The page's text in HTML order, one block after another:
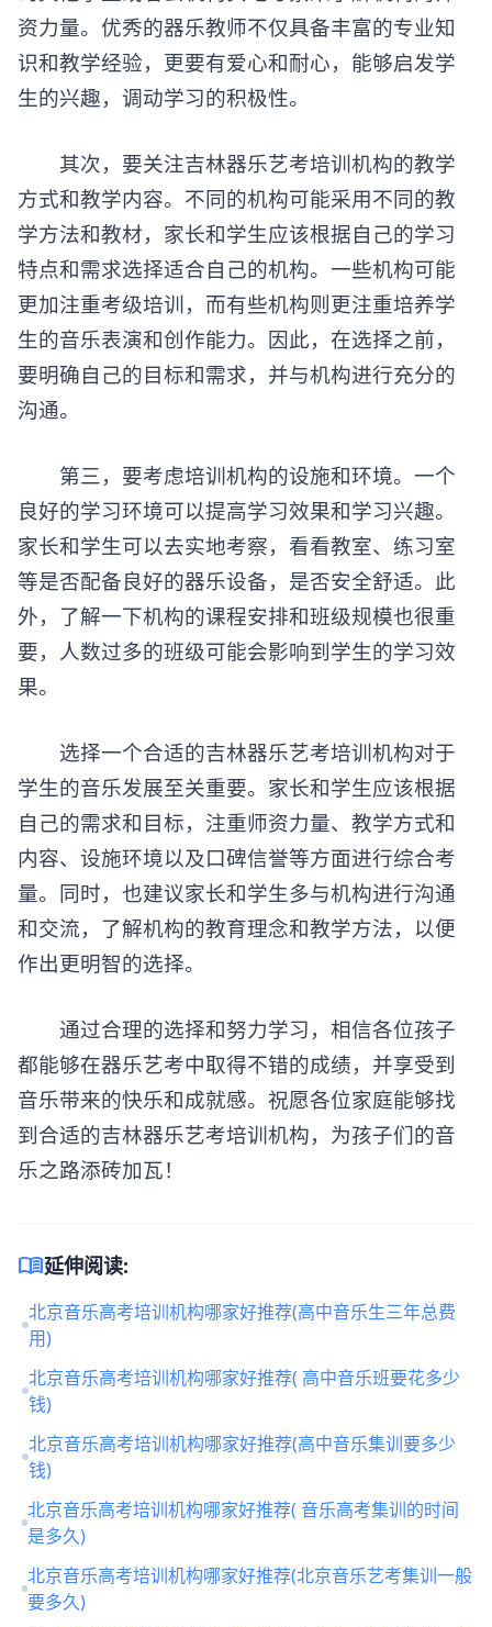
资力量。优秀的器乐教师不仅具备丰富的专业知
识和教学经验，更要有爱心和耐心，能够启发学
生的兴趣，调动学习的积极性。
其次，要关注吉林器乐艺考培训机构的教学
方式和教学内容。不同的机构可能采用不同的教
学方法和教材，家长和学生应该根据自己的学习
特点和需求选择适合自己的机构。一些机构可能
更加注重考级培训，而有些机构则更注重培养学
生的音乐表演和创作能力。因此，在选择之前，
要明确自己的目标和需求，并与机构进行充分的
沟通。
第三，要考虑培训机构的设施和环境。一个
良好的学习环境可以提高学习效果和学习兴趣。
家长和学生可以去实地考察，看看教室、练习室
等是否配备良好的器乐设备，是否安全舒适。此
外，了解一下机构的课程安排和班级规模也很重
要，人数过多的班级可能会影响到学生的学习效
果。
选择一个合适的吉林器乐艺考培训机构对于
学生的音乐发展至关重要。家长和学生应该根据
自己的需求和目标，注重师资力量、教学方式和
内容、设施环境以及口碑信誉等方面进行综合考
量。同时，也建议家长和学生多与机构进行沟通
和交流，了解机构的教育理念和教学方法，以便
作出更明智的选择。
通过合理的选择和努力学习，相信各位孩子
都能够在器乐艺考中取得不错的成绩，并享受到
音乐带来的快乐和成就感。祝愿各位家庭能够找
到合适的吉林器乐艺考培训机构，为孩子们的音
乐之路添砖加瓦！
menu_book延伸阅读:
北京音乐高考培训机构哪家好推荐(高中音乐生三年总费
用)
北京音乐高考培训机构哪家好推荐( 高中音乐班要花多少
钱)
北京音乐高考培训机构哪家好推荐(高中音乐集训要多少
钱)
北京音乐高考培训机构哪家好推荐( 音乐高考集训的时间
是多久)
北京音乐高考培训机构哪家好推荐(北京音乐艺考集训一般
要多久)